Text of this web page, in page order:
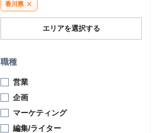
香川県 close
エリアを選択する
職種
営業
企画
マーケティング
編集/ライター